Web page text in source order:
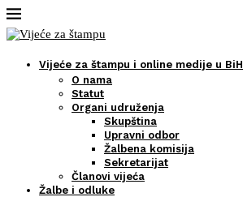
Vijeće za štampu i online medije u BiH
O nama
Statut
Organi udruženja
Skupština
Upravni odbor
Žalbena komisija
Sekretarijat
Članovi vijeća
Žalbe i odluke